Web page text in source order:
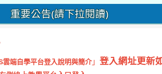
重要公告(請下拉閱讀)
雲端自學平台登入說明與簡介」登入網址更新